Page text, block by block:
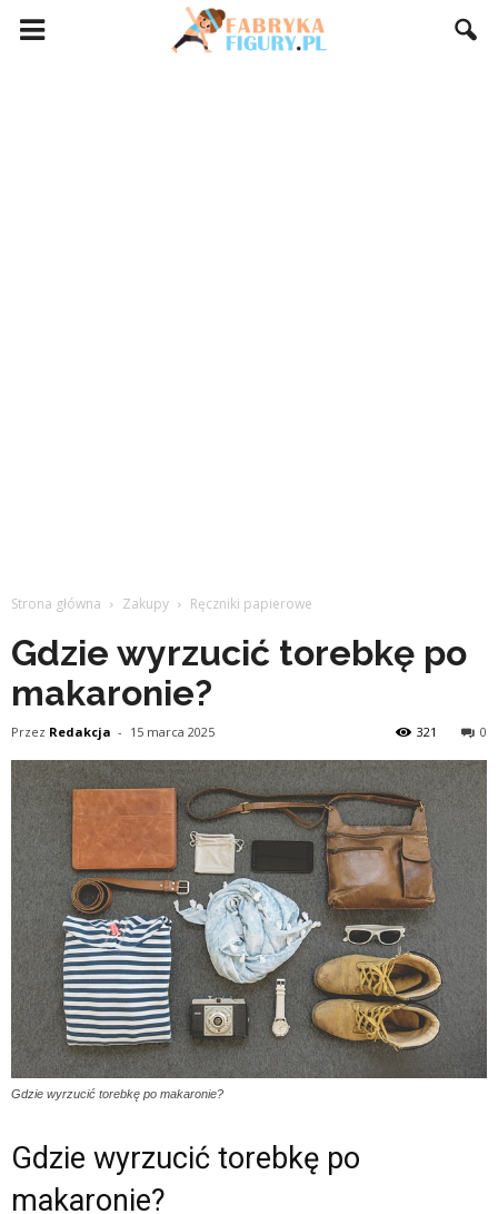
Strona główna Zakupy Ręczniki papierowe
Gdzie wyrzucić torebkę po
makaronie?
Przez Redakcja - 15 marca 2025 0
321
Gdzie wyrzucić torebkę po makaronie?
Gdzie wyrzucić torebkę po
makaronie?